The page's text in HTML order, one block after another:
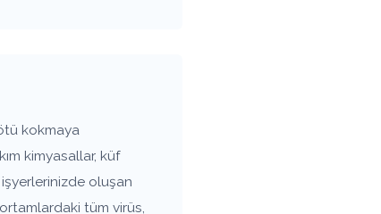
kokmaya
kimyasallar, küf
oluşan
tüm virüs,